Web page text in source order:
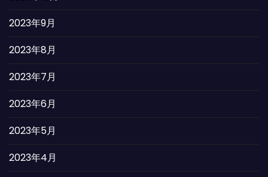
2023年9月
2023年8月
2023年7月
2023年6月
2023年5月
2023年4月